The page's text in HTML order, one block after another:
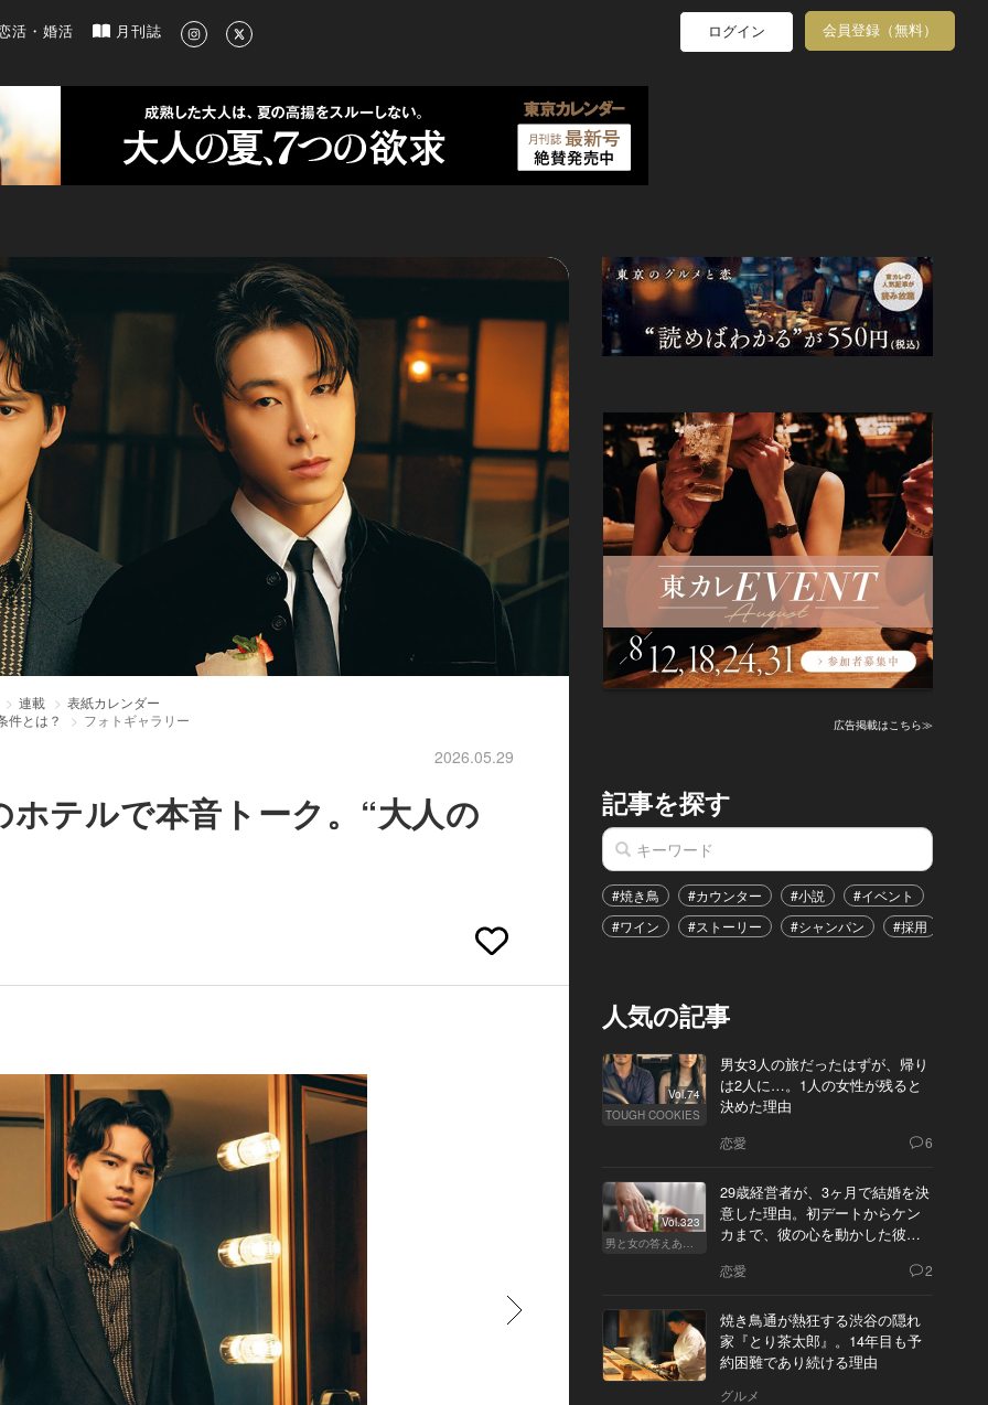
ルメ、洗練されたライフスタイル情報
活・婚活 月刊誌 ログイン 会員登録（無料）
連載
表紙カレンダー
件とは？
フォトギャラリー
2026.05.29
テルで本音トーク。“大人の
広告掲載はこちら≫
記事を探す
#焼き鳥 #カウンター #小説 #イベント
#ワイン
#ストーリー #シャンパン #採用
人気の記事
Vol.74
TOUGH COOKIES
男女3人の旅だったはずが、帰り
は2人に…。1人の女性が残ると
決めた理由
恋愛 6
Vol.323
男と女の答えあわせ【Q】
29歳経営者が、3ヶ月で結婚を決
意した理由。初デートからケン
カまで、彼の心を動かした彼女
恋愛 2
焼き鳥通が熱狂する渋谷の隠れ
家『とり茶太郎』。14年目も予
約困難であり続ける理由
グルメ